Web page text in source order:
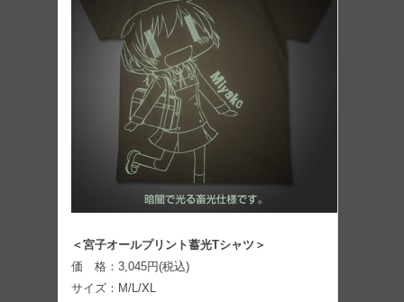
＜宮子オールプリント蓄光Tシャツ＞
価 格：3,045円(税込)
サイズ：M/L/XL